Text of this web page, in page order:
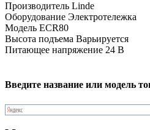
Производитель Linde
Оборудование Электротележка
Модель ECR80
Высота подъема Варьируется
Питающее напряжение 24 В
Введите название или модель